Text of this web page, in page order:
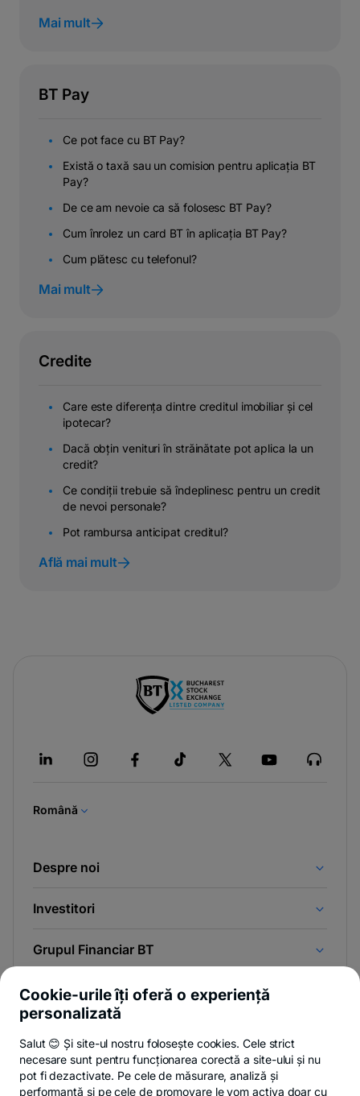
Mai mult
BT Pay
Ce pot face cu BT Pay?
Există o taxă sau un comision pentru aplicația BT
Pay?
De ce am nevoie ca să folosesc BT Pay?
Cum înrolez un card BT în aplicația BT Pay?
Cum plătesc cu telefonul?
Mai mult
Credite
Care este diferența dintre creditul imobiliar și cel
ipotecar?
Dacă obțin venituri în străinătate pot aplica la un
credit?
Ce condiții trebuie să îndeplinesc pentru un credit
de nevoi personale?
Pot rambursa anticipat creditul?
Află mai mult
a
Română
Despre noi
Investitori
Grupul Financiar BT
Legal
Și afli primul noutățile de pe Newsroom & Blogul BT.
Cookie-urile îți oferă o experiență
personalizată
Salut 😊 Și site-ul nostru folosește cookies. Cele strict
necesare sunt pentru funcționarea corectă a site-ului și nu
pot fi dezactivate. Pe cele de măsurare, analiză și
performanță și pe cele de promovare le vom activa doar cu